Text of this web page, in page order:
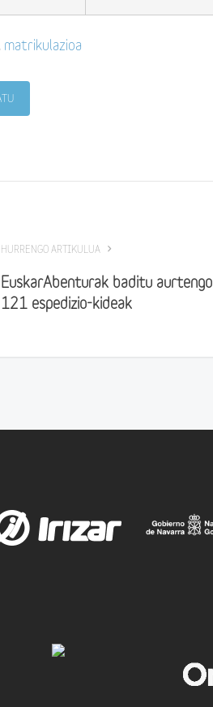
, matrikulazioa
HURRENGO ARTIKULUA
EuskarAbenturak baditu aurtengo
121 espedizio-kideak